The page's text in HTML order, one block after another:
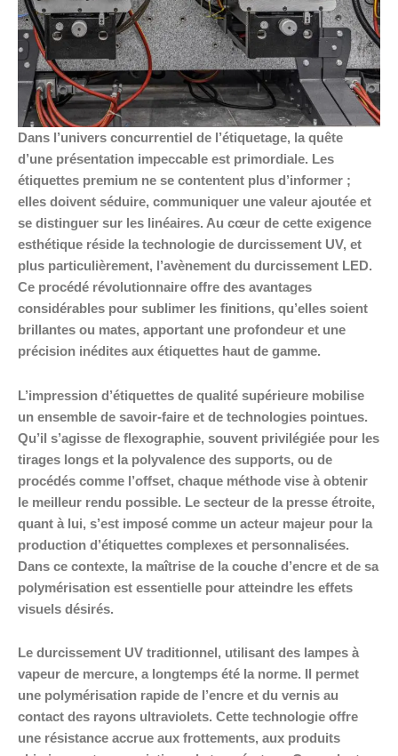
Dans l’univers concurrentiel de l’étiquetage, la quête
d’une présentation impeccable est primordiale. Les
étiquettes premium ne se contentent plus d’informer ;
elles doivent séduire, communiquer une valeur ajoutée et
se distinguer sur les linéaires. Au cœur de cette exigence
esthétique réside la technologie de durcissement UV, et
plus particulièrement, l’avènement du durcissement LED.
Ce procédé révolutionnaire offre des avantages
considérables pour sublimer les finitions, qu’elles soient
brillantes ou mates, apportant une profondeur et une
précision inédites aux étiquettes haut de gamme.
L’impression d’étiquettes de qualité supérieure mobilise
un ensemble de savoir-faire et de technologies pointues.
Qu’il s’agisse de flexographie, souvent privilégiée pour les
tirages longs et la polyvalence des supports, ou de
procédés comme l’offset, chaque méthode vise à obtenir
le meilleur rendu possible. Le secteur de la presse étroite,
quant à lui, s’est imposé comme un acteur majeur pour la
production d’étiquettes complexes et personnalisées.
Dans ce contexte, la maîtrise de la couche d’encre et de sa
polymérisation est essentielle pour atteindre les effets
visuels désirés.
Le durcissement UV traditionnel, utilisant des lampes à
vapeur de mercure, a longtemps été la norme. Il permet
une polymérisation rapide de l’encre et du vernis au
contact des rayons ultraviolets. Cette technologie offre
une résistance accrue aux frottements, aux produits